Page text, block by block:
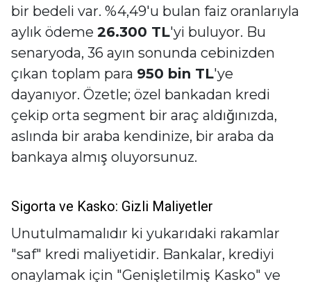
bir bedeli var. %4,49'u bulan faiz oranlarıyla
aylık ödeme 26.300 TL'yi buluyor. Bu
senaryoda, 36 ayın sonunda cebinizden
çıkan toplam para 950 bin TL'ye
dayanıyor. Özetle; özel bankadan kredi
çekip orta segment bir araç aldığınızda,
aslında bir araba kendinize, bir araba da
bankaya almış oluyorsunuz.
Sigorta ve Kasko: Gizli Maliyetler
Unutulmamalıdır ki yukarıdaki rakamlar
"saf" kredi maliyetidir. Bankalar, krediyi
onaylamak için "Genişletilmiş Kasko" ve